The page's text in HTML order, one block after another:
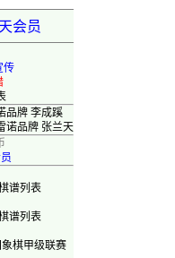
会员
传
品牌 李成蹊
诺品牌 张兰天
谱列表
谱列表
棋甲级联赛